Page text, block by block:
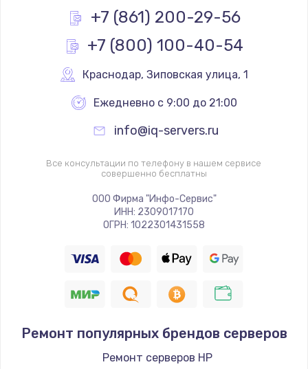
Замена элемента
Заказать
от 1190 руб.
Заказать
Замена видеокарты
Заказать
от 995 руб.
Заказать
от 1500 руб.
Заказать
+7 (861) 200-29-56
+7 (800) 100-40-54
Краснодар, Зиповская улица, 1
Ежедневно с 9:00 до 21:00
info@iq-servers.ru
Все консультации по телефону в нашем сервисе
совершенно бесплатны
ООО Фирма "Инфо-Сервис"
ИНН: 2309017170
ОГРН: 1022301431558
Ремонт популярных брендов серверов
Ремонт серверов HP